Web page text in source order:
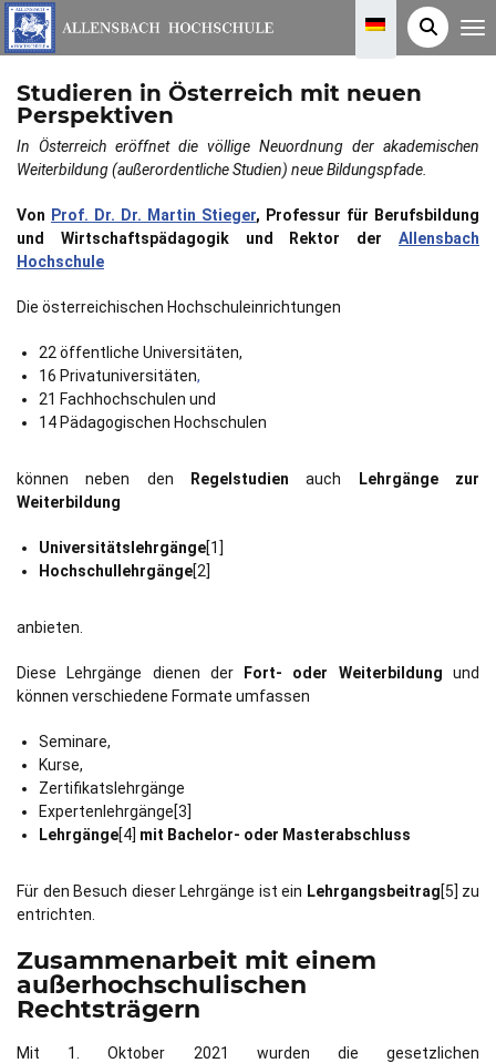
T
g
v
t
i
o
Studieren in Österreich mit neuen
Perspektiven
In Österreich eröffnet die völlige Neuordnung der akademischen
Weiterbildung (außerordentliche Studien) neue Bildungspfade.
Von Prof. Dr. Dr. Martin Stieger, Professur für Berufsbildung
und Wirtschaftspädagogik und Rektor der Allensbach
Hochschule
Die österreichischen Hochschuleinrichtungen
22 öffentliche Universitäten,
16 Privatuniversitäten,
21 Fachhochschulen und
14 Pädagogischen Hochschulen
können neben den Regelstudien auch
Lehrgänge zur
Weiterbildung
Universitätslehrgänge[1]
Hochschullehrgänge[2]
anbieten.
Diese Lehrgänge dienen der Fort- oder Weiterbildung und
können verschiedene Formate umfassen
Seminare,
Kurse,
Zertifikatslehrgänge
Expertenlehrgänge[3]
Lehrgänge[4] mit Bachelor- oder Masterabschluss
Für den Besuch dieser Lehrgänge ist ein Lehrgangsbeitrag[5] zu
entrichten.
Zusammenarbeit mit einem
außerhochschulischen
Rechtsträgern
Mit 1. Oktober 2021 wurden die gesetzlichen